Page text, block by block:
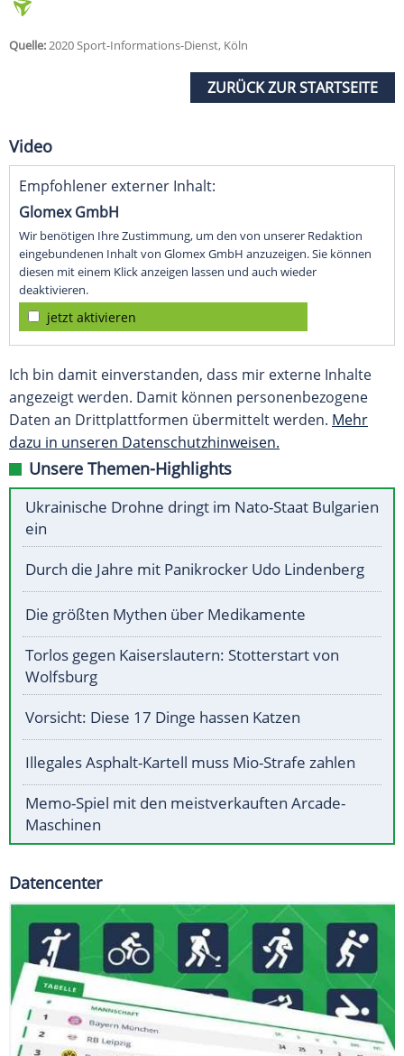
Quelle:2020 Sport-Informations-Dienst, Köln
ZURÜCK ZUR STARTSEITE
Video
Empfohlener externer Inhalt:
Glomex GmbH
Wir benötigen Ihre Zustimmung, um den von unserer Redaktion
eingebundenen Inhalt von Glomex GmbH anzuzeigen. Sie können
diesen mit einem Klick anzeigen lassen und auch wieder
deaktivieren.
jetzt aktivieren
Ich bin damit einverstanden, dass mir externe Inhalte
angezeigt werden. Damit können personenbezogene
Daten an Drittplattformen übermittelt werden. Mehr
dazu in unseren Datenschutzhinweisen.
Unsere Themen-Highlights
Ukrainische Drohne dringt im Nato-Staat Bulgarien
ein
Durch die Jahre mit Panikrocker Udo Lindenberg
Die größten Mythen über Medikamente
Torlos gegen Kaiserslautern: Stotterstart von
Wolfsburg
Vorsicht: Diese 17 Dinge hassen Katzen
Illegales Asphalt-Kartell muss Mio-Strafe zahlen
Memo-Spiel mit den meistverkauften Arcade-
Maschinen
Datencenter